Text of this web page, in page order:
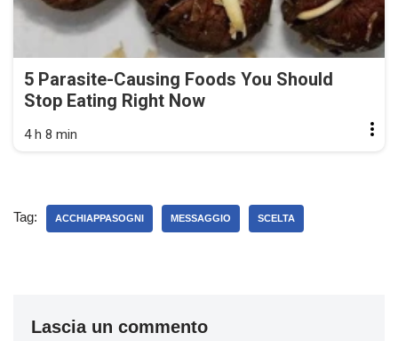
5 Parasite-Causing Foods You Should
Stop Eating Right Now
4 h 8 min
Tag: ACCHIAPPASOGNI MESSAGGIO SCELTA
Lascia un commento